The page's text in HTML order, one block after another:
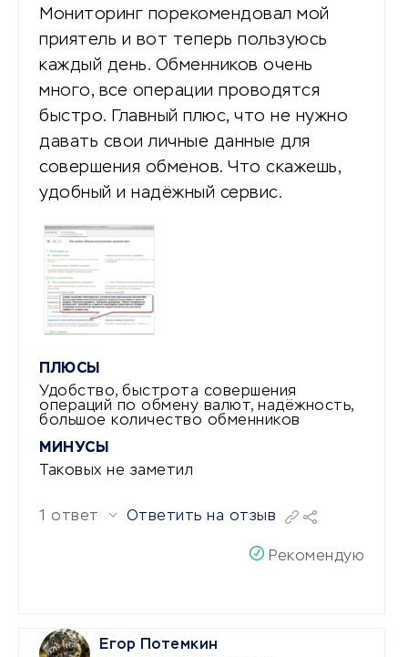
Мониторинг порекомендовал мой
приятель и вот теперь пользуюсь
каждый день. Обменников очень
много, все операции проводятся
быстро. Главный плюс, что не нужно
давать свои личные данные для
совершения обменов. Что скажешь,
удобный и надёжный сервис.
ПЛЮСЫ
Удобство, быстрота совершения
операций по обмену валют, надёжность,
большое количество обменников
МИНУСЫ
Таковых не заметил
1 ответ Ответить на отзыв
Рекомендую
Егор Потемкин